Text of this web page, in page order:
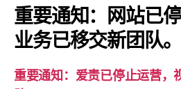
重要通知：网站已
业务已移交新团队。
重要通知：爱责已停止运营，